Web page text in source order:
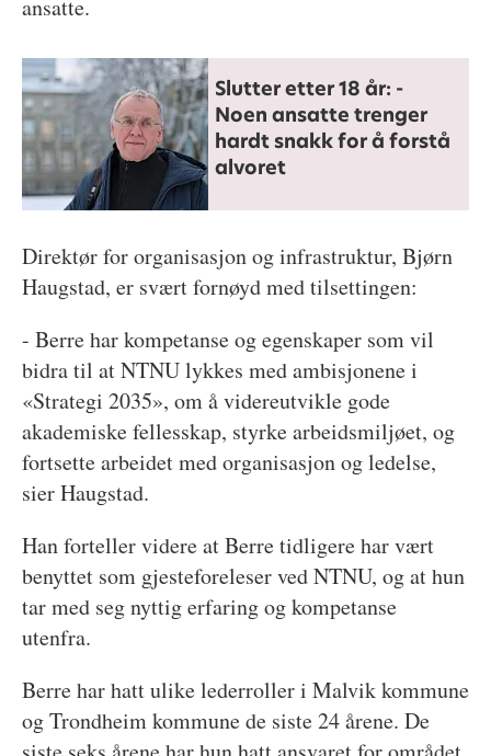
ansatte.
Slutter etter 18 år: -
Noen ansatte trenger
hardt snakk for å forstå
alvoret
Direktør for organisasjon og infrastruktur, Bjørn
Haugstad, er svært fornøyd med tilsettingen:
- Berre har kompetanse og egenskaper som vil
bidra til at NTNU lykkes med ambisjonene i
«Strategi 2035», om å videreutvikle gode
akademiske fellesskap, styrke arbeidsmiljøet, og
fortsette arbeidet med organisasjon og ledelse,
sier Haugstad.
Han forteller videre at Berre tidligere har vært
benyttet som gjesteforeleser ved NTNU, og at hun
tar med seg nyttig erfaring og kompetanse
utenfra.
Berre har hatt ulike lederroller i Malvik kommune
og Trondheim kommune de siste 24 årene. De